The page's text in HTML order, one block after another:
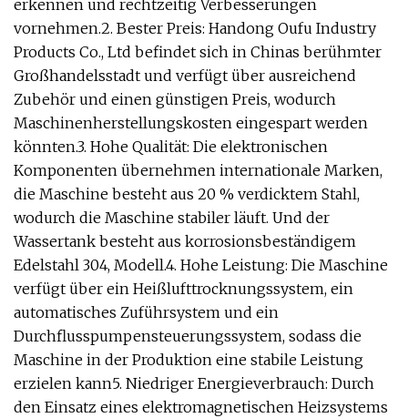
erkennen und rechtzeitig Verbesserungen
vornehmen.2. Bester Preis: Handong Oufu Industry
Products Co., Ltd befindet sich in Chinas berühmter
Großhandelsstadt und verfügt über ausreichend
Zubehör und einen günstigen Preis, wodurch
Maschinenherstellungskosten eingespart werden
könnten.3. Hohe Qualität: Die elektronischen
Komponenten übernehmen internationale Marken,
die Maschine besteht aus 20 % verdicktem Stahl,
wodurch die Maschine stabiler läuft. Und der
Wassertank besteht aus korrosionsbeständigem
Edelstahl 304, Modell.4. Hohe Leistung: Die Maschine
verfügt über ein Heißlufttrocknungssystem, ein
automatisches Zuführsystem und ein
Durchflusspumpensteuerungssystem, sodass die
Maschine in der Produktion eine stabile Leistung
erzielen kann5. Niedriger Energieverbrauch: Durch
den Einsatz eines elektromagnetischen Heizsystems